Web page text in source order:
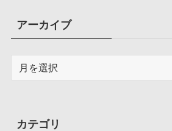
アーカイブ
ブカテゴリ